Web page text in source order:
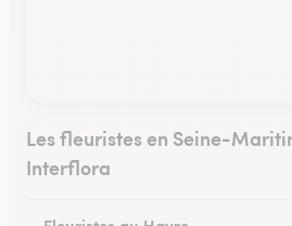
Les fleuristes en Seine-
Interflora